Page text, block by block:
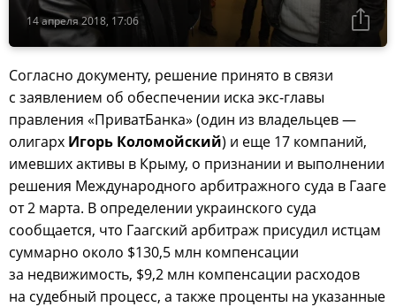
14 апреля 2018, 17:06
Согласно документу, решение принято в связи
с заявлением об обеспечении иска экс-главы
правления «ПриватБанка» (один из владельцев —
олигарх Игорь Коломойский) и еще 17 компаний,
имевших активы в Крыму, о признании и выполнении
решения Международного арбитражного суда в Гааге
от 2 марта. В определении украинского суда
сообщается, что Гаагский арбитраж присудил истцам
суммарно около $130,5 млн компенсации
за недвижимость, $9,2 млн компенсации расходов
на судебный процесс, а также проценты на указанные